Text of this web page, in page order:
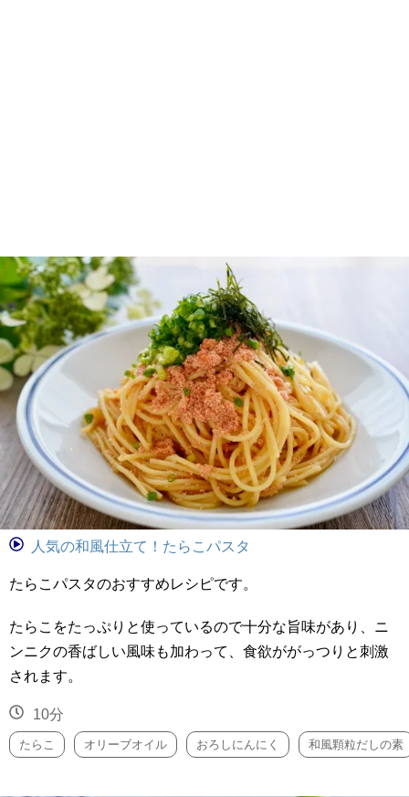
人気の和風仕立て！たらこパスタ
たらこパスタのおすすめレシピです。
たらこをたっぷりと使っているので十分な旨味があり、ニ
ンニクの香ばしい風味も加わって、食欲ががっつりと刺激
されます。
10分
たらこ オリーブオイル おろしにんにく 和風顆粒だしの素